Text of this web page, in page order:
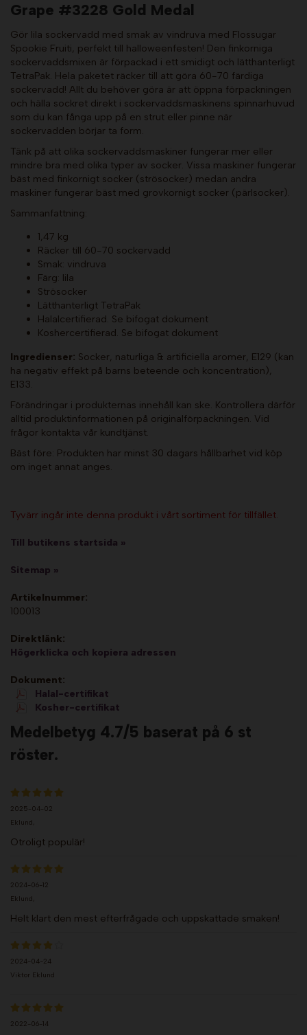
Grape #3228 Gold Medal
Gör lila sockervadd med smak av vindruva med Flossugar
Spookie Fruiti, perfekt till halloweenfesten! Den finkorniga
sockervaddsmixen är förpackad i ett smidigt och lätthanterligt
TetraPak. Hela paketet räcker till att göra 60-70 färdiga
sockervadd! Allt du behöver göra är att öppna förpackningen
och hälla sockret direkt i sockervaddsmaskinens spinnarhuvud
som du kan fånga upp på en strut eller pinne när
sockervadden börjar ta form.
Tänk på att olika sockervaddsmaskiner fungerar mer eller
mindre bra med olika typer av socker. Vissa maskiner fungerar
bäst med finkornigt socker (strösocker) medan andra
maskiner fungerar bäst med grovkornigt socker (pärlsocker).
Sammanfattning:
1,47 kg
Räcker till 60-70 sockervadd
Smak: vindruva
Färg: lila
Strösocker
Lätthanterligt TetraPak
Halalcertifierad. Se bifogat dokument
Koshercertifierad. Se bifogat dokument
Ingredienser: Socker, naturliga & artificiella aromer, E129 (kan
ha negativ effekt på barns beteende och koncentration),
E133.
Förändringar i produkternas innehåll kan ske. Kontrollera därför
alltid produktinformationen på originalförpackningen. Vid
frågor kontakta vår kundtjänst.
Bäst före: Produkten har minst 30 dagars hållbarhet vid köp
om inget annat anges.
Tyvärr ingår inte denna produkt i vårt sortiment för tillfället.
Till butikens startsida »
Sitemap »
Artikelnummer:
100013
Direktlänk:
Högerklicka och kopiera adressen
Dokument:
Halal-certifikat
Kosher-certifikat
Medelbetyg 4.7/5 baserat på 6 st
röster.
2025-04-02
Eklund,
Otroligt populär!
2024-06-12
Eklund,
Helt klart den mest efterfrågade och uppskattade smaken!
2024-04-24
Viktor Eklund
2022-06-14